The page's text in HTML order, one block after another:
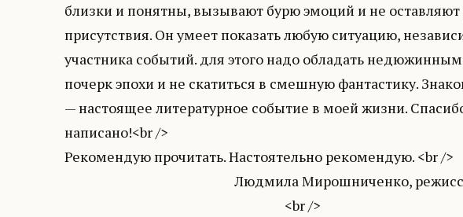
близки и понятны, вызывают бурю эмоций и не
присутствия. Он умеет показать любую ситуацию,
участника событий. для этого надо обладать
почерк эпохи и не скатиться в смешную фантастику.
— настоящее литературное событие в моей жизни.
написано!<br />
Рекомендую прочитать. Настоятельно рекомендую. <br />
Людмила Мирошниченко, режиссер,
<br />